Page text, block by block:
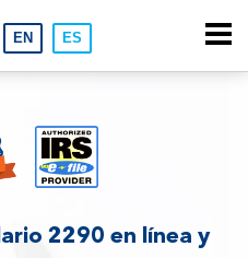
2290 en línea y